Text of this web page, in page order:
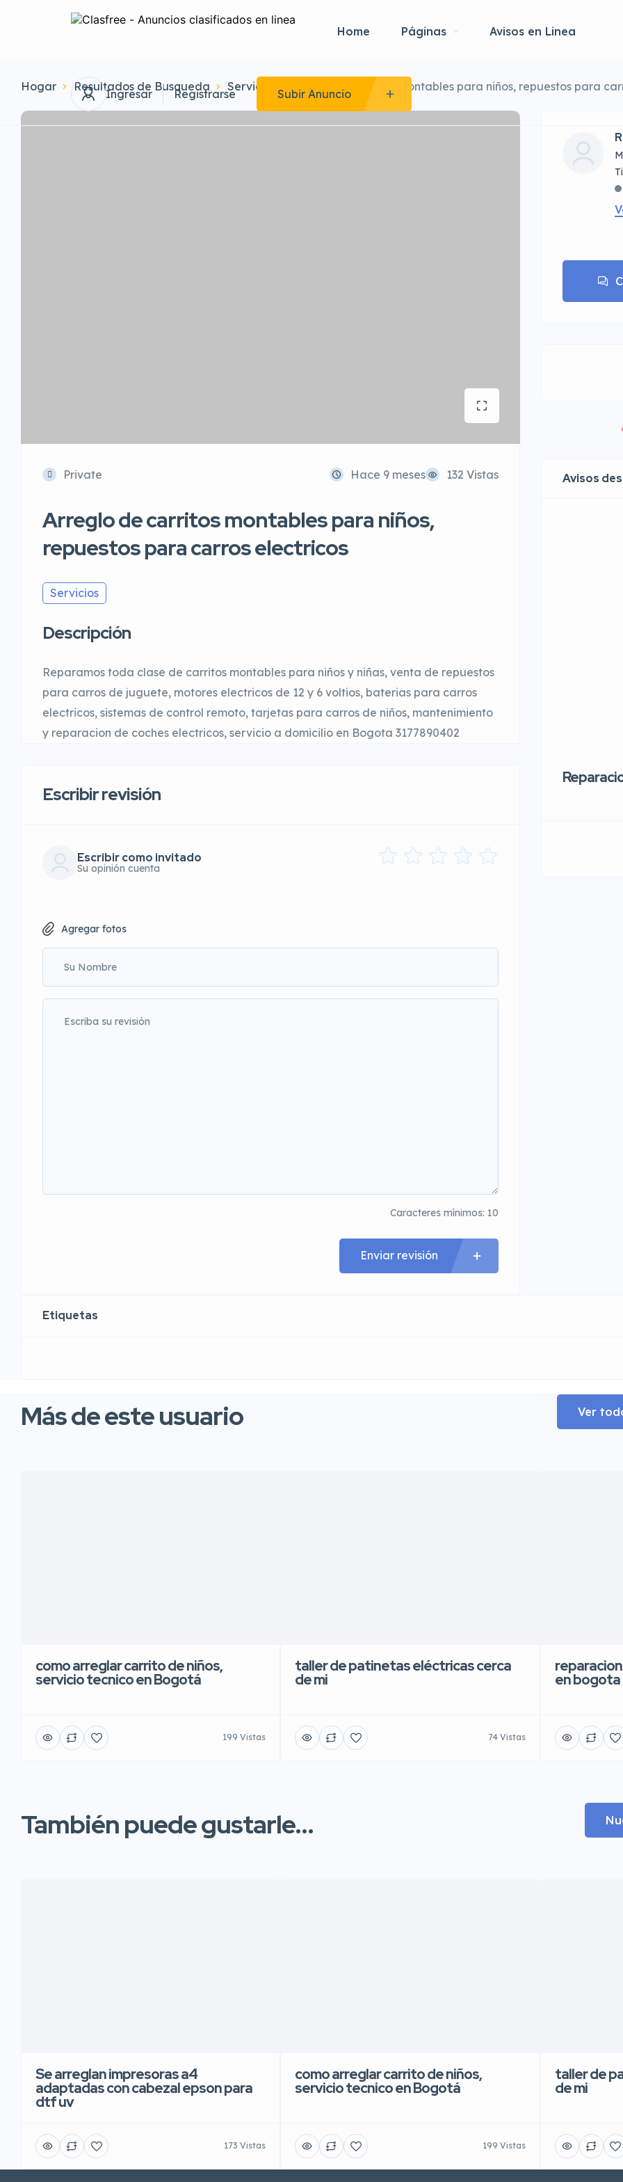
Home Páginas Avisos en Linea
Ingresar Registrarse Subir Anuncio
Hogar Resultados de Busqueda Servicios Arreglo de carritos montables para niños, repuestos para
Private Hace 9 meses 132 Vistas
Arreglo de carritos montables para niños,
repuestos para carros electricos
Servicios
Descripción
Reparamos toda clase de carritos montables para niños y niñas, venta de repuestos
para carros de juguete, motores electricos de 12 y 6 voltios, baterias para carros
electricos, sistemas de control remoto, tarjetas para carros de niños, mantenimiento
y reparacion de coches electricos, servicio a domicilio en Bogota 3177890402
Escribir revisión
Escribir como invitado
Su opinión cuenta
Agregar fotos
Caracteres mínimos: 10
Enviar revisión
Avisos
Etiquetas
Más de este usuario Ver
como arreglar carrito de niños,
servicio tecnico en Bogotá
199 Vistas
taller de patinetas eléctricas cerca
de mi
74 Vistas
en bogota
También puede gustarle...
Se arreglan impresoras a4
adaptadas con cabezal epson para
dtf uv
173 Vistas
como arreglar carrito de niños,
servicio tecnico en Bogotá
199 Vistas
taller de
de mi